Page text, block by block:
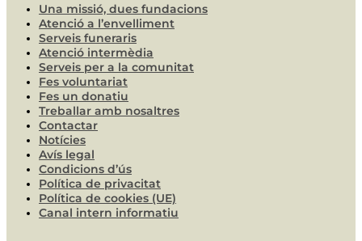
Una missió, dues fundacions
Atenció a l’envelliment
Serveis funeraris
Atenció intermèdia
Serveis per a la comunitat
Fes voluntariat
Fes un donatiu
Treballar amb nosaltres
Contactar
Notícies
Avís legal
Condicions d’ús
Política de privacitat
Política de cookies (UE)
Canal intern informatiu